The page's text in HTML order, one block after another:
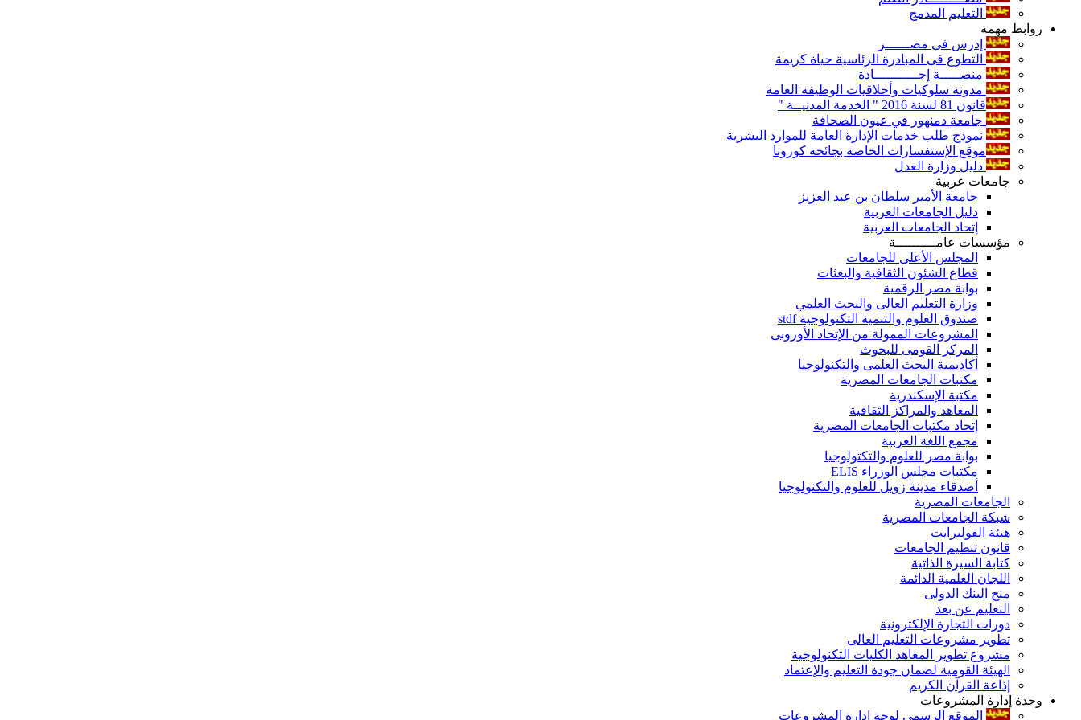
التعليم المدمج
روابط مهمة
إدرس فى مصــــــر
التطوع فى المبادرة الرئاسية حياة كريمة
منصـــــة إجـــــــــــادة
مدونة سلوكيات وأخلاقيات الوظيفة العامة
قانون 81 لسنة 2016 " الخدمة المدنيــة "
جامعة دمنهور في عيون الصحافة
نموذج طلب خدمات الإدارة العامة للموارد البشرية
موقع الإستفسارات الخاصة بجائحة كورونا
دليل وزارة العدل
جامعات عربية
جامعة الأمير سلطان بن عبد العزيز
دليل الجامعات العربية
إتحاد الجامعات العربية
مؤسسات عامــــــــــة
المجلس الأعلى للجامعات
قطاع الشئون الثقافية والبعثات
بوابة مصر الرقمية
وزارة التعليم العالى والبحث العلمي
صندوق العلوم والتنمية التكنولوجية stdf
المشروعات الممولة من الإتحاد الأوروبى
المركز القومى للبحوث
أكاديمية البحث العلمى والتكنولوجيا
مكتبات الجامعات المصرية
مكتبة الإسكندرية
المعاهد والمراكز الثقافية
إتحاد مكتبات الجامعات المصرية
مجمع اللغة العربية
بوابة مصر للعلوم والتكتولوجيا
مكتبات مجلس الوزراء ELIS
أصدقاء مدينة زويل للعلوم والتكنولوجيا
الجامعات المصرية
شبكة الجامعات المصرية
هيئة الفولبرايت
قانون تنظيم الجامعات
كتابة السيرة الذاتية
اللجان العلمية الدائمة
منح البنك الدولى
التعليم عن بعد
دورات التجارة الإلكترونية
تطوير مشروعات التعليم العالى
مشروع تطوير المعاهد الكليات التكنولوجية
الهيئة القومية لضمان جودة التعليم والإعتماد
إذاعة القرآن الكريم
وحدة إدارة المشروعات
الموقع الرسمى لوحة إدارة المشروعات